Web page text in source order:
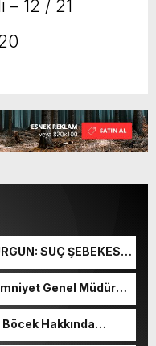
– 12 / 21
SUÇ ŞEBEKESİ
Genel Müdürü
Hakkında